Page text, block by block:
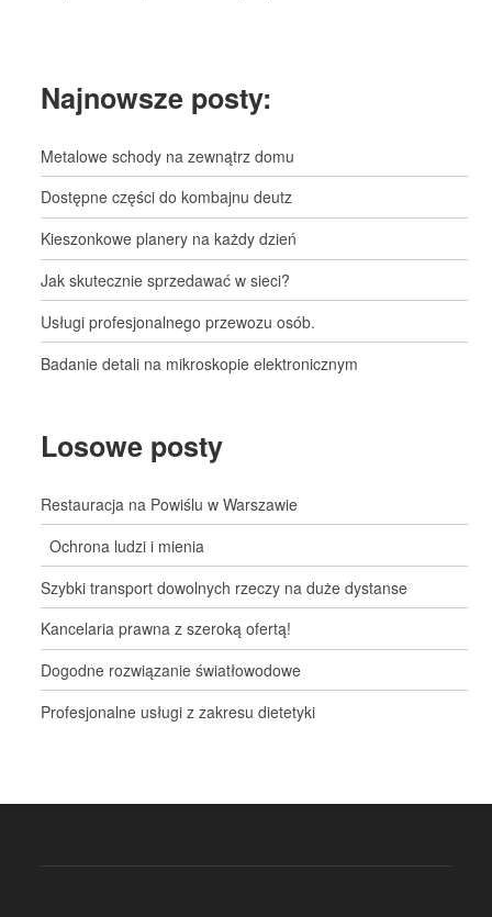
Najnowsze posty:
Metalowe schody na zewnątrz domu
Dostępne części do kombajnu deutz
Kieszonkowe planery na każdy dzień
Jak skutecznie sprzedawać w sieci?
Usługi profesjonalnego przewozu osób.
Badanie detali na mikroskopie elektronicznym
Losowe posty
Restauracja na Powiślu w Warszawie
Ochrona ludzi i mienia
Szybki transport dowolnych rzeczy na duże dystanse
Kancelaria prawna z szeroką ofertą!
Dogodne rozwiązanie światłowodowe
Profesjonalne usługi z zakresu dietetyki